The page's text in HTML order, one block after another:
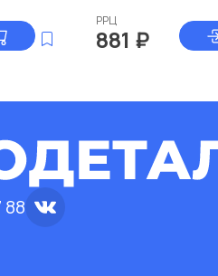
РРЦ
881 ₽
88